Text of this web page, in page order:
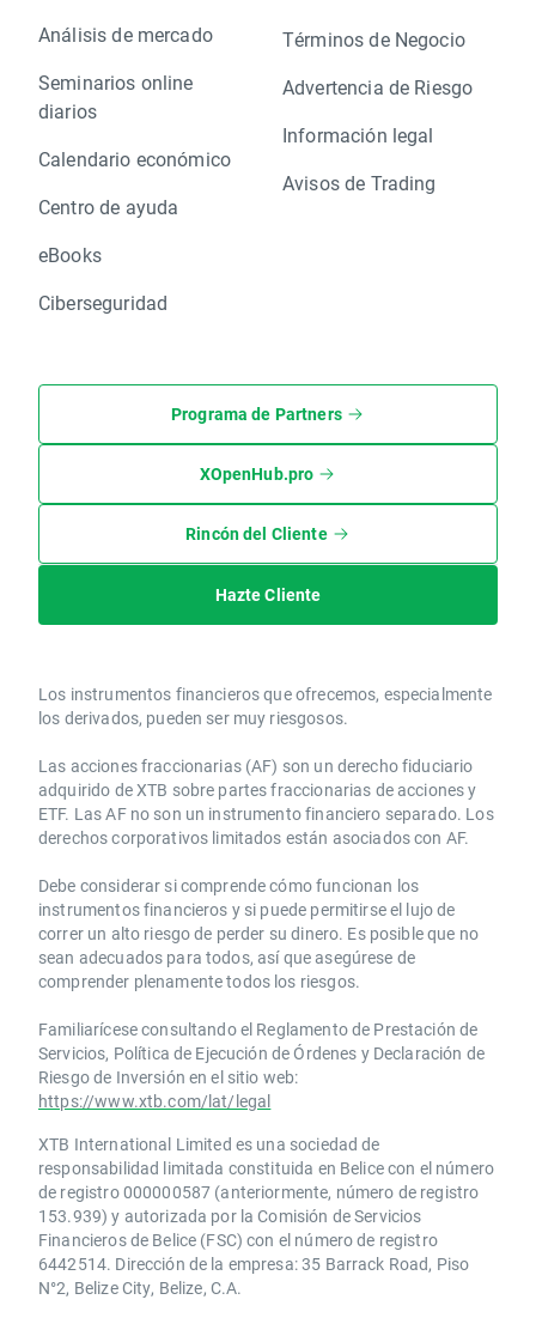
Análisis de mercado
Seminarios online
diarios
Calendario económico
Centro de ayuda
eBooks
Ciberseguridad
Términos de Negocio
Advertencia de Riesgo
Información legal
Avisos de Trading
Programa de Partners
XOpenHub.pro
Rincón del Cliente
Hazte Cliente
Los instrumentos financieros que ofrecemos, especialmente
los derivados, pueden ser muy riesgosos.
Las acciones fraccionarias (AF) son un derecho fiduciario
adquirido de XTB sobre partes fraccionarias de acciones y
ETF. Las AF no son un instrumento financiero separado. Los
derechos corporativos limitados están asociados con AF.
Debe considerar si comprende cómo funcionan los
instrumentos financieros y si puede permitirse el lujo de
correr un alto riesgo de perder su dinero. Es posible que no
sean adecuados para todos, así que asegúrese de
comprender plenamente todos los riesgos.
Familiarícese consultando el Reglamento de Prestación de
Servicios, Política de Ejecución de Órdenes y Declaración de
Riesgo de Inversión en el sitio web:
https://www.xtb.com/lat/legal
XTB International Limited es una sociedad de
responsabilidad limitada constituida en Belice con el número
de registro 000000587 (anteriormente, número de registro
153.939) y autorizada por la Comisión de Servicios
Financieros de Belice (FSC) con el número de registro
6442514. Dirección de la empresa: 35 Barrack Road, Piso
N°2, Belize City, Belize, C.A.